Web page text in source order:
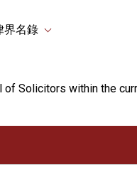
界名錄
Solicitors within the